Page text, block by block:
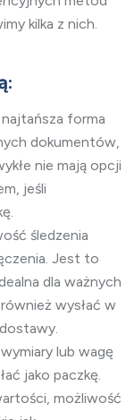
kilka z nich.
forma
dokumentów,
nie mają opcji
jeśli
śledzenia
Jest to
dla ważnych
wysłać w
lub wagę
jako paczkę.
możliwość